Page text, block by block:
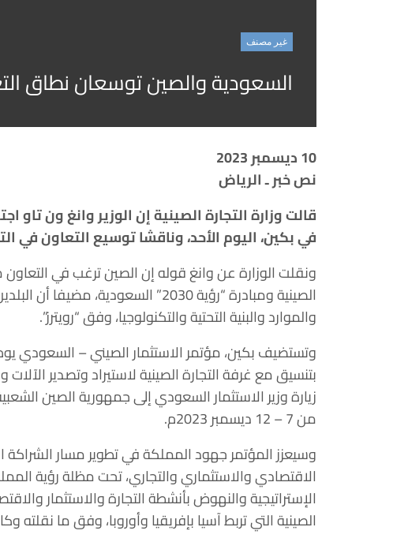
غير مصنف
السعودية والصين توسعان نطاق
10 ديسمبر 2023
نص خبر ـ الرياض
قالت وزارة التجارة الصينية إن الوزير وانغ ون تاو
في بكين، اليوم الأحد، وناقشا توسيع التعاون في
ونقلت الوزارة عن وانغ قوله إن الصين ترغب في
الصينية ومبادرة “رؤية 2030”
والموارد والبنية التحتية والتكنولوجيا، وفق “رويترز”.
وتستضيف بكين، مؤتمر الاستثمار الصيني – السعودي يوم
زيارة وزير الاستثمار السعودي إلى جمهورية الصين
من 7 – 12 ديسمبر 2023م.
وسيعزز المؤتمر جهود المملكة في تطوير مسار الشراكة
الإستراتيجية والنهوض بأنشطة التجارة والاستثمار
الصينية التي تربط آسيا بإفريقيا وأوروبا، وفق ما نقلته